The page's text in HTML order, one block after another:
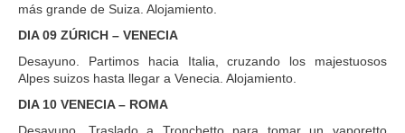
más grande de Suiza. Alojamiento.
DIA 09 ZÚRICH – VENECIA
Desayuno. Partimos hacia Italia, cruzando los majestuosos
Alpes suizos hasta llegar a Venecia. Alojamiento.
DIA 10 VENECIA – ROMA
Desayuno. Traslado a Tronchetto para tomar un vaporetto